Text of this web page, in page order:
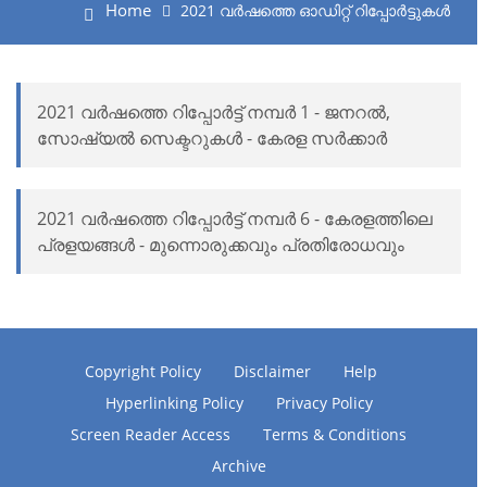
Home 2021 വർഷത്തെ ഓഡിറ്റ് റിപ്പോർട്ടുകൾ
2021 വർഷത്തെ റിപ്പോർട്ട് നമ്പർ 1 - ജനറൽ,
സോഷ്യൽ സെക്ടറുകൾ - കേരള സർക്കാർ
2021 വർഷത്തെ റിപ്പോർട്ട് നമ്പർ 6 - കേരളത്തിലെ
പ്രളയങ്ങൾ - മുന്നൊരുക്കവും പ്രതിരോധവും
Copyright Policy Disclaimer
Help
Hyperlinking Policy
Privacy Policy
Screen Reader Access
Terms & Conditions
Archive